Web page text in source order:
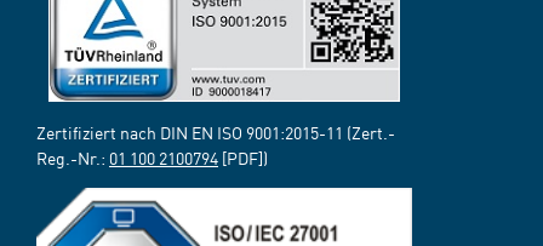
Zertifiziert nach DIN EN ISO 9001:2015-11 (Zert.-
Reg.-Nr.: 01 100 2100794 [PDF])